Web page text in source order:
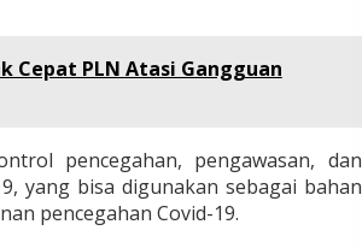
Cepat PLN Atasi Gangguan
pencegahan, pengawasan, dan
yang bisa digunakan sebagai bahan
pencegahan Covid-19.